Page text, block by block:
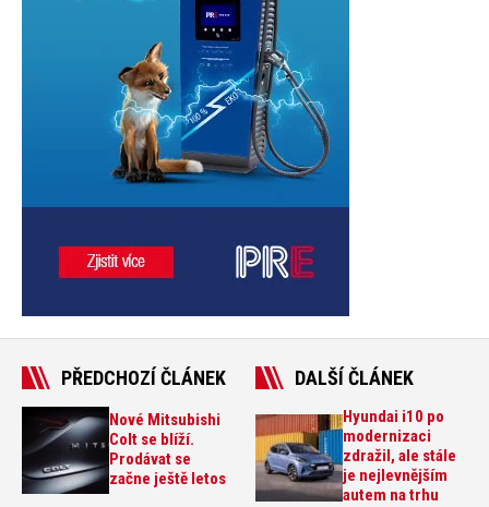
PŘEDCHOZÍ ČLÁNEK
Nové Mitsubishi
Colt se blíží.
Prodávat se
začne ještě letos
DALŠÍ ČLÁNEK
Hyundai i10 po
modernizaci
zdražil, ale stále
je nejlevnějším
autem na trhu